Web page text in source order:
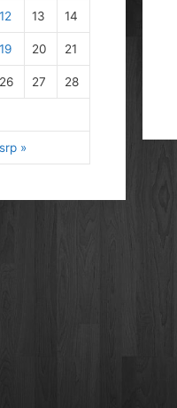
srp »
12 13 14
19 20 21
26 27 28